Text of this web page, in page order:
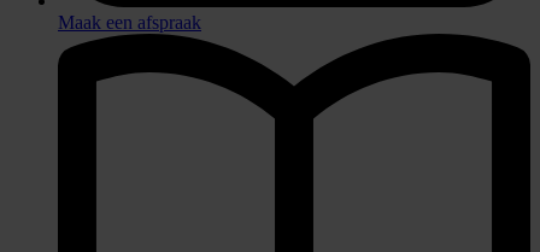
Maak een afspraak